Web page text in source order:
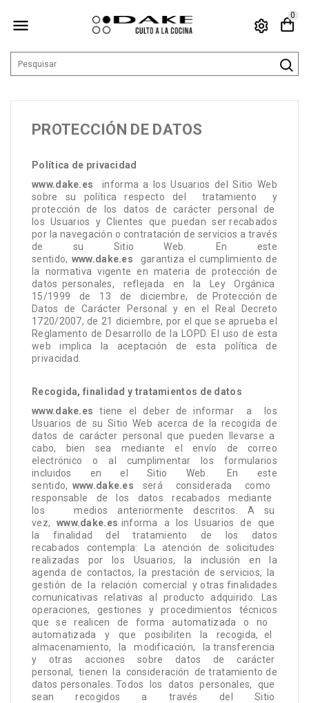

0
PROTECCIÓN DE DATOS
Política de privacidad
www.dake.es
informa a los Usuarios del Sitio Web
sobre su política respecto del
tratamiento
y
protección
de los datos de carácter personal
de
los Usuarios y Clientes que puedan ser recabados
por la navegación o contratación de servicios a través
de su Sitio Web. En este
sentido, www.dake.es
garantiza el cumplimiento de
la normativa vigente en materia de protección de
datos personales,
reflejada en la Ley
Orgánica
15/1999
de 13 de diciembre,
de Protección de
Datos de Carácter Personal y en el Real Decreto
1720/2007, de 21 diciembre, por el que se aprueba el
Reglamento de Desarrollo de la LOPD. El uso de esta
web implica la aceptación de esta política de
privacidad.
Recogida, finalidad y tratamientos de datos
www.dake.es tiene el deber de informar a
los
Usuarios de su Sitio Web acerca de la recogida de
datos
de carácter personal que pueden llevarse a
cabo,
bien sea mediante el envío de
correo
electrónico o al cumplimentar los formularios
incluidos en el Sitio Web. En este
sentido, www.dake.es será considerada
como
responsable
de los datos recabados
mediante
los
medios anteriormente descritos. A su
vez,
www.dake.es informa a los Usuarios de
que
la
finalidad del tratamiento de los
datos
recabados
contempla: La atención de
solicitudes
realizadas
por los Usuarios, la inclusión en
la
agenda de contactos, la prestación de servicios,
la
gestión
de la relación comercial
y otras finalidades
comunicativas relativas al producto adquirido. Las
operaciones, gestiones y procedimientos técnicos
que se realicen de forma automatizada o no
automatizada
y que posibiliten la recogida,
el
almacenamiento,
la modificación,
la transferencia
y
otras acciones sobre datos de
carácter
personal, tienen la consideración
de tratamiento de
datos personales. Todos
los datos personales,
que
sean
recogidos a través del
Sitio